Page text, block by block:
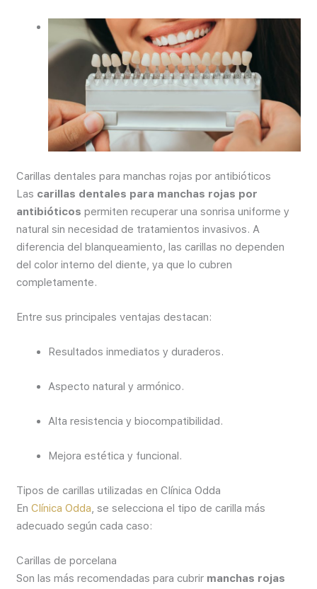
Carillas dentales para manchas rojas por antibióticos
Las carillas dentales para manchas rojas por
antibióticos permiten recuperar una sonrisa uniforme y
natural sin necesidad de tratamientos invasivos. A
diferencia del blanqueamiento, las carillas no dependen
del color interno del diente, ya que lo cubren
completamente.
Entre sus principales ventajas destacan:
Resultados inmediatos y duraderos.
Aspecto natural y armónico.
Alta resistencia y biocompatibilidad.
Mejora estética y funcional.
Tipos de carillas utilizadas en Clínica Odda
EnClínica Odda , se selecciona el tipo de carilla más
adecuado según cada caso:
Carillas de porcelana
Son las más recomendadas para cubrir manchas rojas